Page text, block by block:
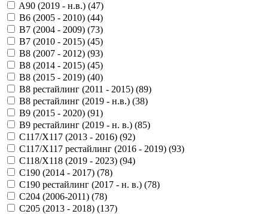
A90 (2019 - н.в.) (47)
B6 (2005 - 2010) (44)
B7 (2004 - 2009) (73)
B7 (2010 - 2015) (45)
B8 (2007 - 2012) (93)
B8 (2014 - 2015) (45)
B8 (2015 - 2019) (40)
B8 рестайлинг (2011 - 2015) (89)
B8 рестайлинг (2019 - н.в.) (38)
B9 (2015 - 2020) (91)
B9 рестайлинг (2019 - н. в.) (85)
C117/X117 (2013 - 2016) (92)
C117/X117 рестайлинг (2016 - 2019) (93)
C118/X118 (2019 - 2023) (94)
C190 (2014 - 2017) (78)
C190 рестайлинг (2017 - н. в.) (78)
C204 (2006-2011) (78)
C205 (2013 - 2018) (137)